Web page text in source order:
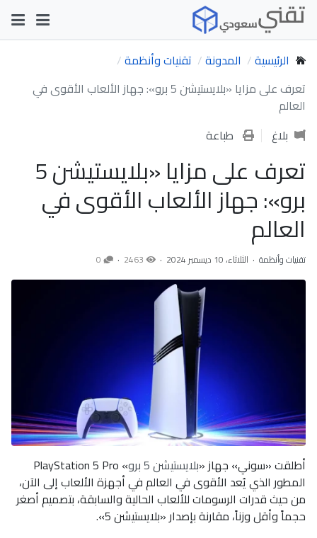
الرئيسية المدونة
تقنيات وأنظمة
تعرف على مزايا «بلايستيشن 5 برو»: جهاز الألعاب الأقوى في
العالم
بلاغ
طباعة
تعرف على مزايا «بلايستيشن 5
برو»: جهاز الألعاب الأقوى في
العالم
تقنيات وأنظمة الثلاثاء، 10 ديسمبر 2024
أطلقت «سوني» جهاز «بلايستيشن 5 برو
» PlayStation 5 Pro
المطور الذي يُعد الأقوى في العالم في أجهزة الألعاب إلى الآن،
من حيث قدرات الرسومات للألعاب الحالية والسابقة، بتصميم أصغر
حجماً وأقل وزناً، مقارنة بإصدار «بلايستيشن 5».